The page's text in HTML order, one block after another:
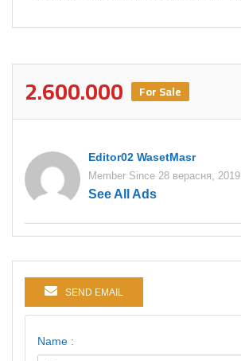
2.600.000 For Sale
Editor02 WasetMasr
Member Since 28 верасня, 2019
See All Ads
SEND EMAIL
Name :